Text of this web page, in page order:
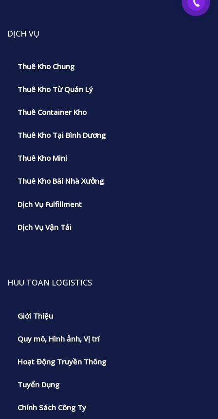
DỊCH VỤ
Thuê Kho Chung
Thuê Kho Từ Quản Lý
Thuê Container Kho
Thuê Kho Tại Bình Dương
Thuê Kho Mini
Thuê Kho Bãi Nhà Xưởng
Dịch Vụ Fulfillment
Dịch Vụ Vận Tải
HUU TOAN LOGISTICS
Giới Thiệu
Quy mô, Hình ảnh, Vị trí
Hoạt Động Truyền Thông
Tuyển Dụng
Chính Sách Công Ty